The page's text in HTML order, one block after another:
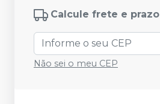
Calcule frete e prazo
Não sei o meu CEP